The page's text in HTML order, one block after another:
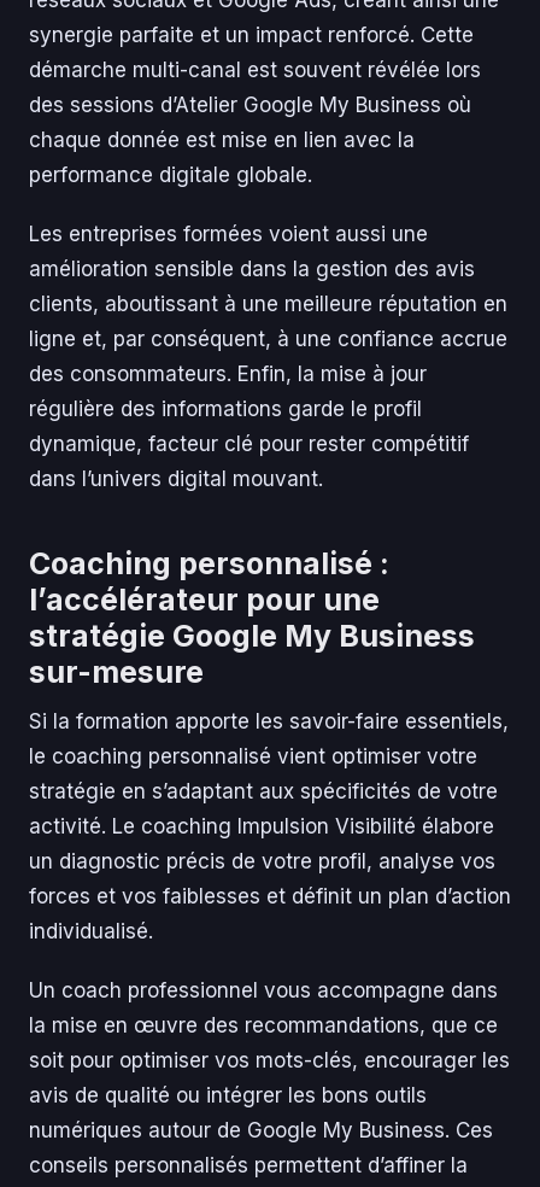
synergie parfaite et un impact renforcé. Cette
démarche multi-canal est souvent révélée lors
des sessions d’Atelier Google My Business où
chaque donnée est mise en lien avec la
performance digitale globale.
Les entreprises formées voient aussi une
amélioration sensible dans la gestion des avis
clients, aboutissant à une meilleure réputation en
ligne et, par conséquent, à une confiance accrue
des consommateurs. Enfin, la mise à jour
régulière des informations garde le profil
dynamique, facteur clé pour rester compétitif
dans l’univers digital mouvant.
Coaching personnalisé :
l’accélérateur pour une
stratégie Google My Business
sur-mesure
Si la formation apporte les savoir-faire essentiels,
le coaching personnalisé vient optimiser votre
stratégie en s’adaptant aux spécificités de votre
activité. Le coaching Impulsion Visibilité élabore
un diagnostic précis de votre profil, analyse vos
forces et vos faiblesses et définit un plan d’action
individualisé.
Un coach professionnel vous accompagne dans
la mise en œuvre des recommandations, que ce
soit pour optimiser vos mots-clés, encourager les
avis de qualité ou intégrer les bons outils
numériques autour de Google My Business. Ces
conseils personnalisés permettent d’affiner la